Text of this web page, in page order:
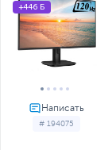
# 194075
+446 Б